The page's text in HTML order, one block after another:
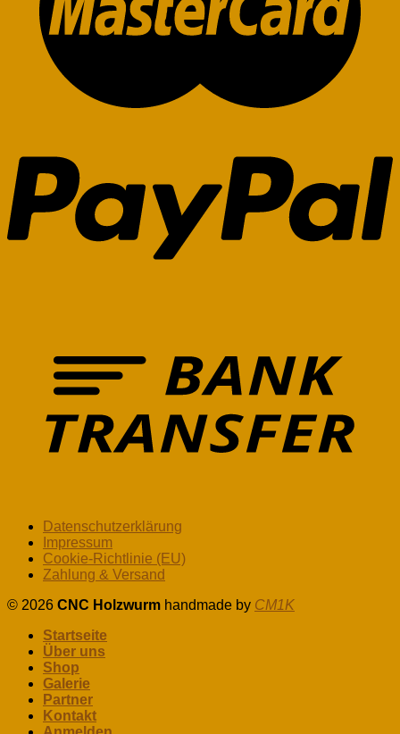
Datenschutzerklärung
Impressum
Cookie-Richtlinie (EU)
Zahlung & Versand
© 2026 CNC Holzwurm handmade by CM1K
Startseite
Über uns
Shop
Galerie
Partner
Kontakt